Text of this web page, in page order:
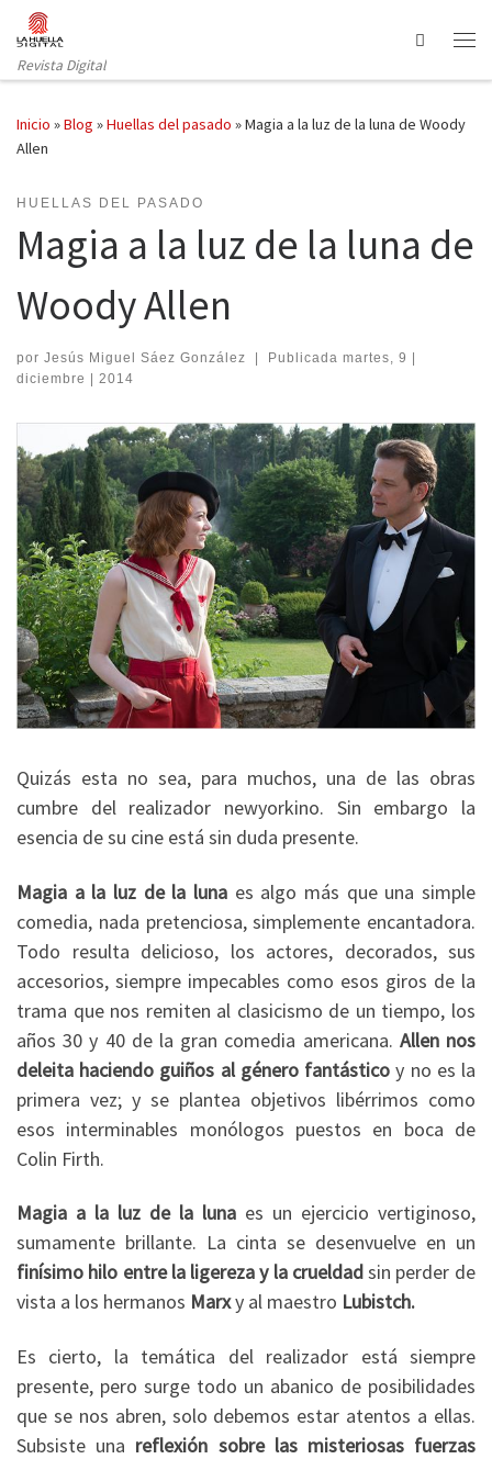
Saltar al contenido
Revista Digital
Search
Inicio »Blog »Huellas del pasado »Magia a la luz de la luna de Woody
Allen
HUELLAS DEL PASADO
Magia a la luz de la luna de
Woody Allen
por Jesús Miguel Sáez González | Publicada martes, 9 |
diciembre | 2014
Quizás esta no sea, para muchos, una de las obras
cumbre del realizador newyorkino. Sin embargo la
esencia de su cine está sin duda presente.
Magia a la luz de la luna es algo más que una simple
comedia, nada pretenciosa, simplemente encantadora.
Todo resulta delicioso, los actores, decorados, sus
accesorios, siempre impecables como esos giros de la
trama que nos remiten al clasicismo de un tiempo, los
años 30 y 40 de la gran comedia americana. Allen nos
deleita haciendo guiños al género fantástico y no es la
primera vez; y se plantea objetivos libérrimos como
esos interminables monólogos puestos en boca de
Colin Firth.
Magia a la luz de la luna es un ejercicio vertiginoso,
sumamente brillante. La cinta se desenvuelve en un
finísimo hilo entre la ligereza y la crueldadsin perder de
vista a los hermanos Marxy al maestro Lubistch.
Es cierto, la temática del realizador está siempre
presente, pero surge todo un abanico de posibilidades
que se nos abren, solo debemos estar atentos a ellas.
Subsiste una reflexión sobre las misteriosas fuerzas